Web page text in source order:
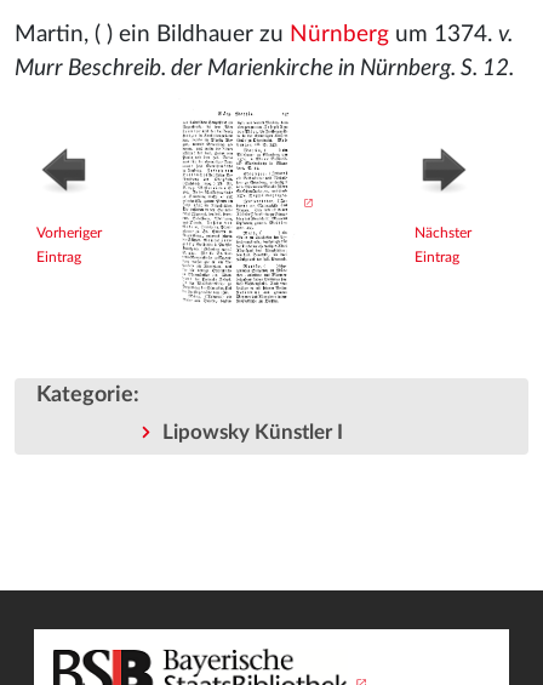
Martin, ( ) ein Bildhauer zu Nürnberg um 1374. v.
Murr Beschreib. der Marienkirche in Nürnberg. S. 12.
Vorheriger
Eintrag
Nächster
Eintrag
Kategorie:
Lipowsky Künstler I